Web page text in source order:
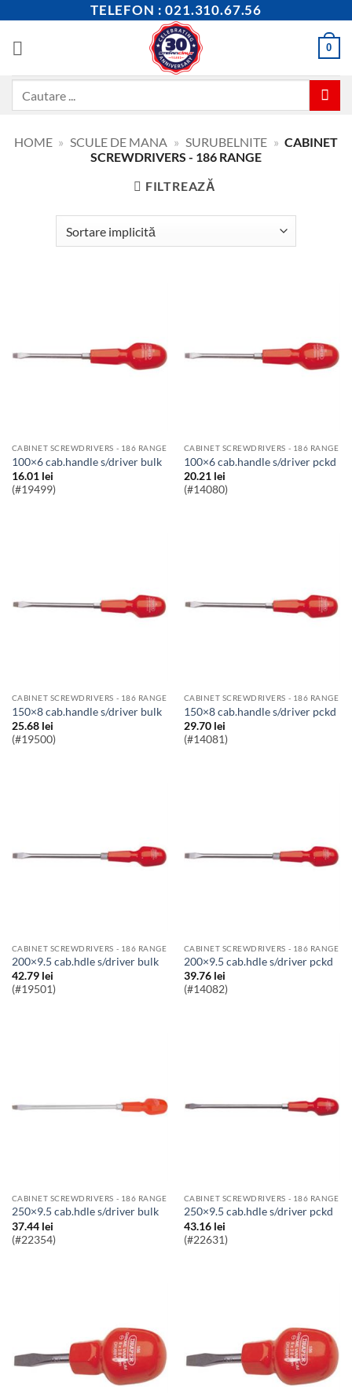
content
TELEFON : 021.310.67.56
0
HOME » SCULE DE MANA » SURUBELNITE » CABINET
SCREWDRIVERS - 186 RANGE
FILTREAZĂ
CABINET SCREWDRIVERS - 186 RANGE
100×6 cab.handle s/driver bulk
16.01 lei
(#19499)
CABINET SCREWDRIVERS - 186 RANGE
100×6 cab.handle s/driver pckd
20.21 lei
(#14080)
CABINET SCREWDRIVERS - 186 RANGE
150×8 cab.handle s/driver bulk
25.68 lei
(#19500)
CABINET SCREWDRIVERS - 186 RANGE
150×8 cab.handle s/driver pckd
29.70 lei
(#14081)
CABINET SCREWDRIVERS - 186 RANGE
200×9.5 cab.hdle s/driver bulk
42.79 lei
(#19501)
CABINET SCREWDRIVERS - 186 RANGE
200×9.5 cab.hdle s/driver pckd
39.76 lei
(#14082)
CABINET SCREWDRIVERS - 186 RANGE
250×9.5 cab.hdle s/driver bulk
37.44 lei
(#22354)
CABINET SCREWDRIVERS - 186 RANGE
250×9.5 cab.hdle s/driver pckd
43.16 lei
(#22631)